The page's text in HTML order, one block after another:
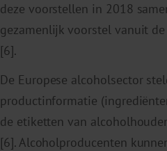
deze voorstellen in 2018
gezamenlijk voorstel vanuit
[6].
De Europese alcoholsector
productinformatie
de etiketten van
[6]. Alcoholproducenten